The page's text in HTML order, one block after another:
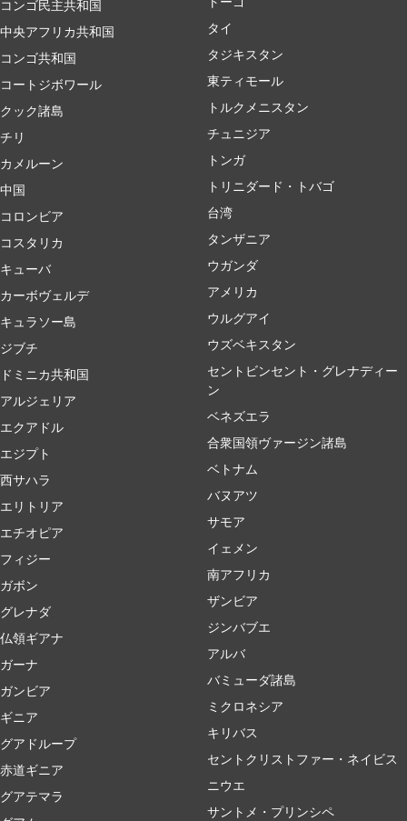
コンゴ民主共和国
中央アフリカ共和国
コンゴ共和国
コートジボワール
クック諸島
チリ
カメルーン
中国
コロンビア
コスタリカ
キューバ
カーボヴェルデ
キュラソー島
ジブチ
ドミニカ共和国
アルジェリア
エクアドル
エジプト
西サハラ
エリトリア
エチオピア
フィジー
ガボン
グレナダ
仏領ギアナ
ガーナ
ガンビア
ギニア
グアドループ
赤道ギニア
グアテマラ
タイ
タジキスタン
東ティモール
トルクメニスタン
チュニジア
トンガ
トリニダード・トバゴ
台湾
タンザニア
ウガンダ
アメリカ
ウルグアイ
ウズベキスタン
セントビンセント・グレナディー
ン
ベネズエラ
合衆国領ヴァージン諸島
ベトナム
バヌアツ
サモア
イェメン
南アフリカ
ザンビア
ジンバブエ
アルバ
バミューダ諸島
ミクロネシア
キリバス
セントクリストファー・ネイビス
ニウエ
サントメ・プリンシペ